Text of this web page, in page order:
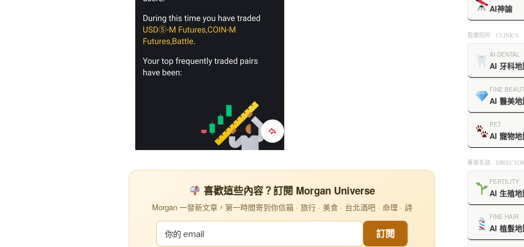
喜歡這些內容？訂閱 Morgan Universe
Morgan 一發新文章，第一時間寄到你信箱 · 旅行 · 美食 · 台北酒吧 · 命理 · 詩
訂閱
AI神諭
醫療院所 · CLINICS
AI DENTAL
AI 牙科地
FINE
AI 醫美地
PET
AI 寵物地
專業名錄 ·
FERTILITY
AI 生殖地
FINE HAIR
AI 植髮地